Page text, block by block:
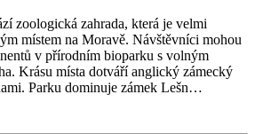
zoologická zahrada, která je velmi
místem na Moravě. Návštěvníci mohou
v přírodním bioparku s volným
Krásu místa dotváří anglický zámecký
Parku dominuje zámek Lešn…